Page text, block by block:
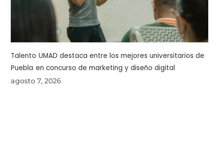
Talento UMAD destaca entre los mejores universitarios de
Puebla en concurso de marketing y diseño digital
agosto 7, 2026